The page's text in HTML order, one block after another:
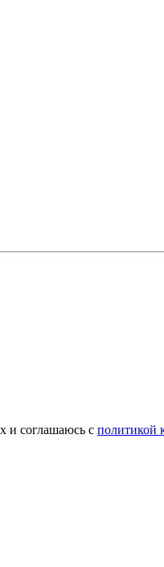
и соглашаюсь с политикой